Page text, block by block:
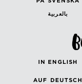
بالعربية
IN ENGLISH
AUF DEUTSCH